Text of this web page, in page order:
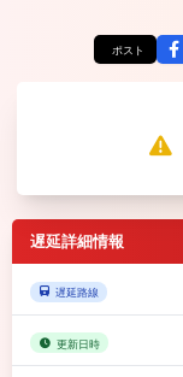
ポスト
遅延詳細情報
遅延路線
更新日時